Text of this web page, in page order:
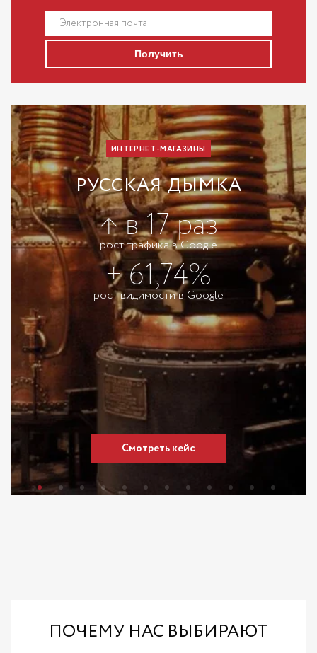
Получить
ИНТЕРНЕТ-МАГАЗИНЫ
РУССКАЯ ДЫМКА
↑ в 17 раз
рост трафика в Google
+ 61,74%
рост видимости в Google
Смотреть кейс
ПОЧЕМУ НАС ВЫБИРАЮТ